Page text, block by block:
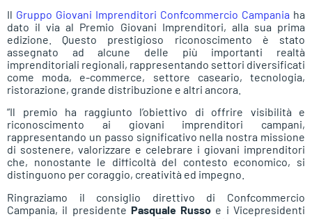
Il Gruppo Giovani Imprenditori Confcommercio Campania ha
dato il via al Premio Giovani Imprenditori, alla sua prima
edizione. Questo prestigioso riconoscimento è stato
assegnato ad alcune delle più importanti realtà
imprenditoriali regionali, rappresentando settori diversificati
come moda, e-commerce, settore caseario, tecnologia,
ristorazione, grande distribuzione e altri ancora.
“Il premio ha raggiunto l’obiettivo di offrire visibilità e
riconoscimento ai giovani imprenditori campani,
rappresentando un passo significativo nella nostra missione
di sostenere, valorizzare e celebrare i giovani imprenditori
che, nonostante le difficoltà del contesto economico, si
distinguono per coraggio, creatività ed impegno.
Ringraziamo il consiglio direttivo di Confcommercio
Campania, il presidente Pasquale Russo e i Vicepresidenti